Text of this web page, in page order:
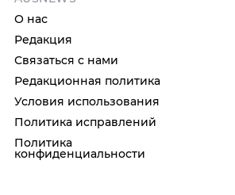
О нас
Редакция
Связаться с нами
Редакционная политика
Условия использования
Политика исправлений
Политика
конфиденциальности